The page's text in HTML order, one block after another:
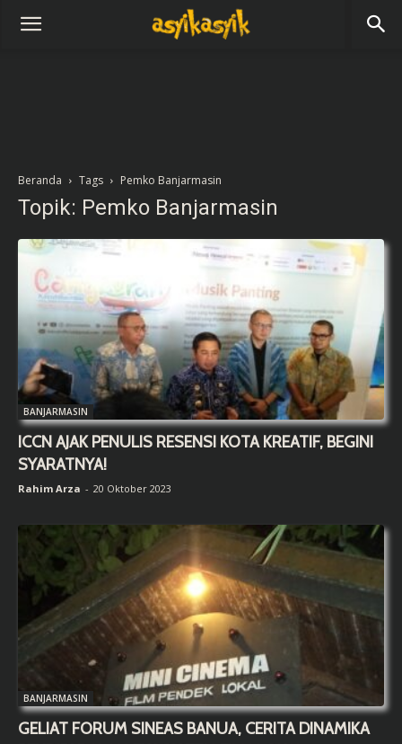
Beranda Tags Pemko Banjarmasin
Topik: Pemko Banjarmasin
BANJARMASIN
ICCN AJAK PENULIS RESENSI KOTA KREATIF, BEGINI
SYARATNYA!
Rahim Arza - 20 Oktober 2023
BANJARMASIN
GELIAT FORUM SINEAS BANUA, CERITA DINAMIKA